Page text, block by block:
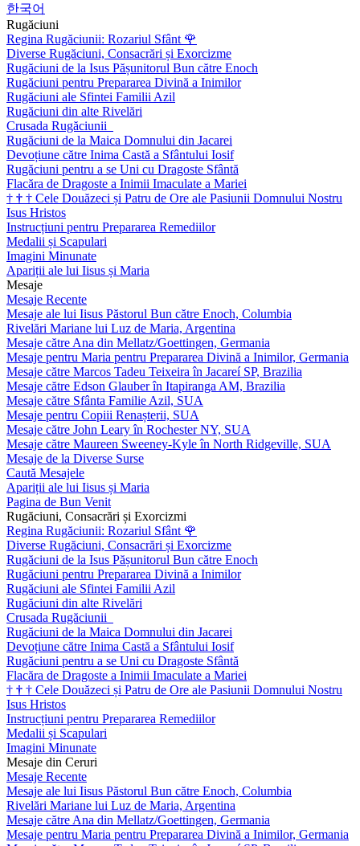
한국어
Rugăciuni
Regina Rugăciunii: Rozariul Sfânt 🌹
Diverse Rugăciuni, Consacrări și Exorcizme
Rugăciuni de la Isus Pășunitorul Bun către Enoch
Rugăciuni pentru Prepararea Divină a Inimilor
Rugăciuni ale Sfintei Familii Azil
Rugăciuni din alte Rivelări
Crusada Rugăciunii
Rugăciuni de la Maica Domnului din Jacarei
Devoțiune către Inima Castă a Sfântului Iosif
Rugăciuni pentru a se Uni cu Dragoste Sfântă
Flacăra de Dragoste a Inimii Imaculate a Mariei
† † † Cele Douăzeci și Patru de Ore ale Pasiunii Domnului Nostru
Isus Hristos
Instrucțiuni pentru Prepararea Remediilor
Medalii și Scapulari
Imagini Minunate
Apariții ale lui Iisus și Maria
Mesaje
Mesaje Recente
Mesaje ale lui Iisus Păstorul Bun către Enoch, Columbia
Rivelări Mariane lui Luz de Maria, Argentina
Mesaje către Ana din Mellatz/Goettingen, Germania
Mesaje pentru Maria pentru Prepararea Divină a Inimilor, Germania
Mesaje către Marcos Tadeu Teixeira în Jacareí SP, Brazilia
Mesaje către Edson Glauber în Itapiranga AM, Brazilia
Mesaje către Sfânta Familie Azil, SUA
Mesaje pentru Copiii Renașterii, SUA
Mesaje către John Leary în Rochester NY, SUA
Mesaje către Maureen Sweeney-Kyle în North Ridgeville, SUA
Mesaje de la Diverse Surse
Caută Mesajele
Apariții ale lui Iisus și Maria
Pagina de Bun Venit
Rugăciuni, Consacrări și Exorcizmi
Regina Rugăciunii: Rozariul Sfânt 🌹
Diverse Rugăciuni, Consacrări și Exorcizme
Rugăciuni de la Isus Pășunitorul Bun către Enoch
Rugăciuni pentru Prepararea Divină a Inimilor
Rugăciuni ale Sfintei Familii Azil
Rugăciuni din alte Rivelări
Crusada Rugăciunii
Rugăciuni de la Maica Domnului din Jacarei
Devoțiune către Inima Castă a Sfântului Iosif
Rugăciuni pentru a se Uni cu Dragoste Sfântă
Flacăra de Dragoste a Inimii Imaculate a Mariei
† † † Cele Douăzeci și Patru de Ore ale Pasiunii Domnului Nostru
Isus Hristos
Instrucțiuni pentru Prepararea Remediilor
Medalii și Scapulari
Imagini Minunate
Mesaje din Ceruri
Mesaje Recente
Mesaje ale lui Iisus Păstorul Bun către Enoch, Columbia
Rivelări Mariane lui Luz de Maria, Argentina
Mesaje către Ana din Mellatz/Goettingen, Germania
Mesaje pentru Maria pentru Prepararea Divină a Inimilor, Germania